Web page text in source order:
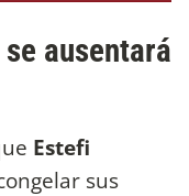
ausentará
Estefi
sus